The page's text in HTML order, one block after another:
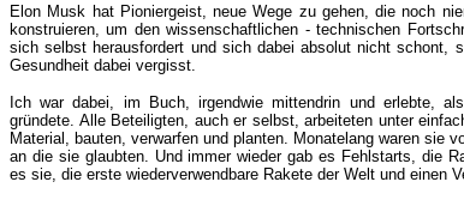
Elon Musk hat Pioniergeist, neue Wege zu gehen, die noch
konstruieren, um den wissenschaftlichen - technischen
sich selbst herausfordert und sich dabei absolut nicht schont,
Gesundheit dabei vergisst.
Ich war dabei, im Buch, irgendwie mittendrin und erlebte,
gründete. Alle Beteiligten, auch er selbst, arbeiteten unter
Material, bauten, verwarfen und planten. Monatelang waren sie
an die sie glaubten. Und immer wieder gab es Fehlstarts, die
es sie, die erste wiederverwendbare Rakete der Welt und einen